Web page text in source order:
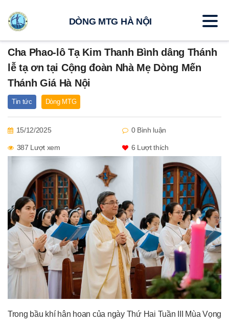
Cha Phao-lô Tạ Kim Thanh Bình dâng Thánh
lễ tạ ơn tại Cộng đoàn Nhà Mẹ Dòng Mến
Thánh Giá Hà Nội
Tin tức Dòng MTG
15/12/2025 0 Bình luận
387 Lượt xem 6 Lượt thích
Trong bầu khí hân hoan của ngày Thứ Hai Tuần III Mùa Vọng
DÒNG MTG HÀ NỘI